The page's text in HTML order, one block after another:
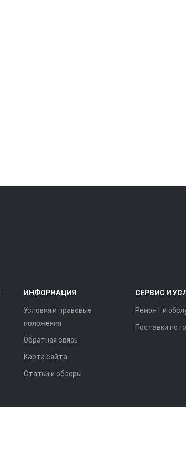
ИНФОРМАЦИЯ
Условия и правовые
положения
Обратная связь
Карта сайта
Статьи и обзоры
СЕРВИС И
Ремонт и
Поставки по